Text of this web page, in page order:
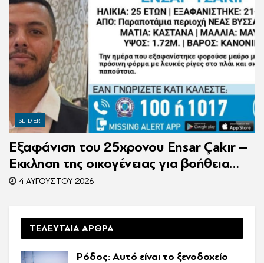
SLIDER
Εξαφάνιση του 25χρονου Ensar Çakır –
Έκκληση της οικογένειας για βοήθεια
στον εντοπισμό του
4 ΑΥΓΟΎΣΤΟΥ 2026
ΤΕΛΕΥΤΑΙΑ ΑΡΘΡΑ
Ρόδος: Αυτό είναι το ξενοδοχείο